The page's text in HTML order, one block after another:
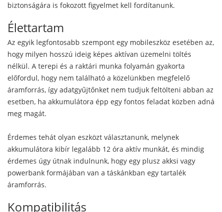
biztonságára is fokozott figyelmet kell fordítanunk.
Élettartam
Az egyik legfontosabb szempont egy mobileszköz esetében az,
hogy milyen hosszú ideig képes aktívan üzemelni töltés
nélkül. A terepi és a raktári munka folyamán gyakorta
előfordul, hogy nem található a közelünkben megfelelő
áramforrás, így adatgyűjtőnket nem tudjuk feltölteni abban az
esetben, ha akkumulátora épp egy fontos feladat közben adná
meg magát.
Érdemes tehát olyan eszközt választanunk, melynek
akkumulátora kibír legalább 12 óra aktív munkát, és mindig
érdemes úgy útnak indulnunk, hogy egy plusz akksi vagy
powerbank formájában van a táskánkban egy tartalék
áramforrás.
Kompatibilitás